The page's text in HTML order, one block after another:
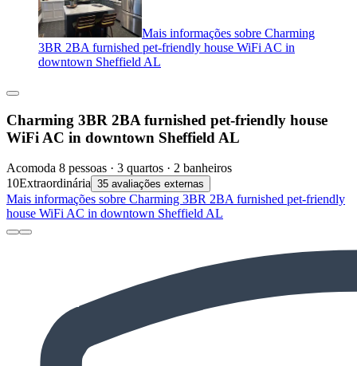
Mais informações sobre Charming
3BR 2BA furnished pet-friendly house WiFi AC in
downtown Sheffield AL
Charming 3BR 2BA furnished pet-friendly house
WiFi AC in downtown Sheffield AL
Acomoda 8 pessoas · 3 quartos · 2 banheiros
10Extraordinária 35 avaliações externas
Mais informações sobre Charming 3BR 2BA furnished pet-friendly
house WiFi AC in downtown Sheffield AL